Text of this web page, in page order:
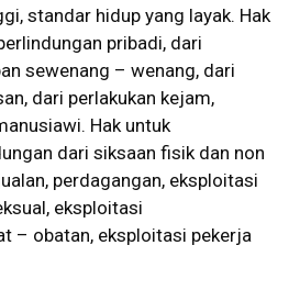
standar hidup yang layak. Hak
pribadi, dari
sewenang – wenang, dari
dari perlakukan kejam,
Hak untuk
dari siksaan fisik dan non
perdagangan, eksploitasi
eksploitasi
– obatan, eksploitasi pekerja